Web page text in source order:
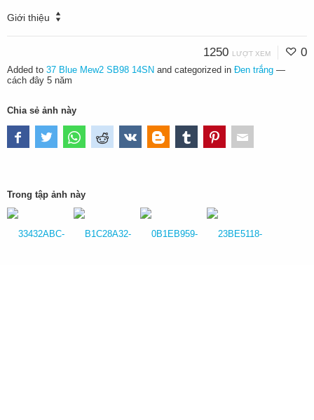
Giới thiệu
1250 LƯỢT XEM 0
Added to 37 Blue Mew2 SB98 14SN and categorized in Đen trắng —
cách đây 5 năm
Chia sẻ ảnh này
Trong tập ảnh này